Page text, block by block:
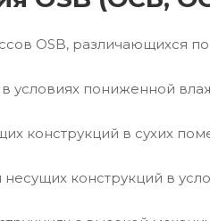
OSB, различающихся
условиях пониженной
конструкций в сухих
несущих конструкций в